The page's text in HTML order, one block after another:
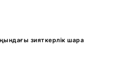
зияткерлік шара